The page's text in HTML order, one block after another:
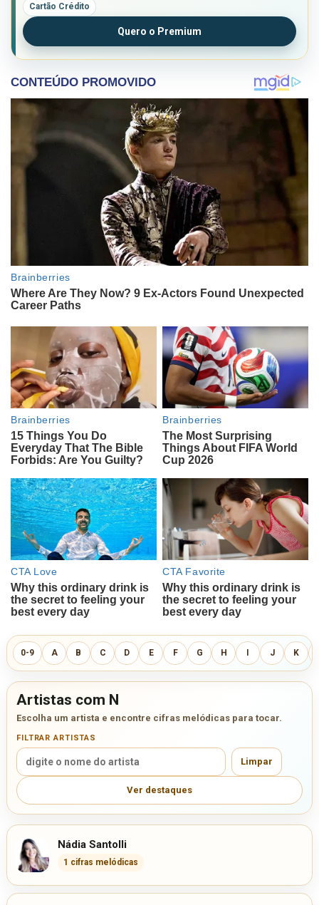
Cartão Crédito
Quero o Premium
0-9 A B C D E F G H I J K
Artistas com N
Escolha um artista e encontre cifras melódicas para tocar.
FILTRAR ARTISTAS
Limpar
Ver destaques
Nádia Santolli
1 cifras melódicas